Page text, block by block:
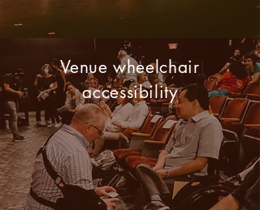
Venue wheelchair
accessibility